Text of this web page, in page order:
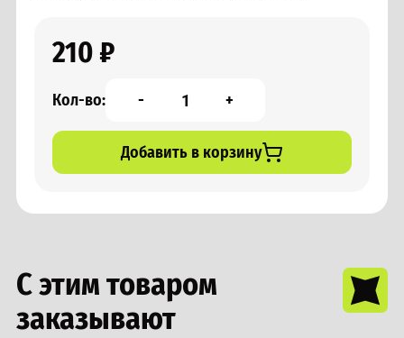
210 ₽
Кол-во: - +
Добавить в корзину
С этим товаром
заказывают